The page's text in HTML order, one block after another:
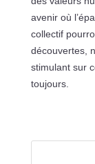
avenir où
collectif
découvertes,
stimulant sur
toujours.